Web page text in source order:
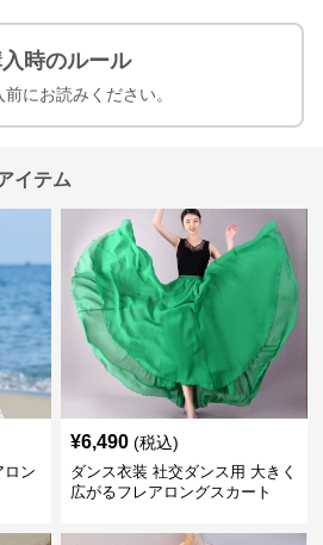
時のルール
にお読みください。
イテム
ロン
¥6,490 (税込)
ダンス衣装 社交ダンス用 大きく
広がるフレアロングスカート